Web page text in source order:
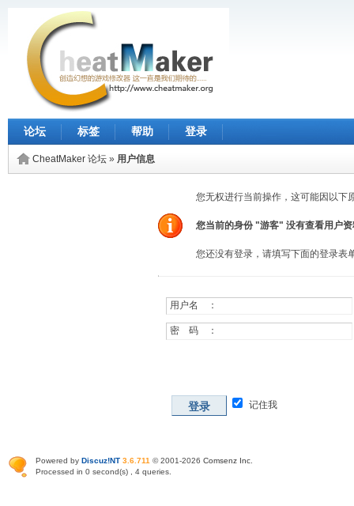
论坛 标签 帮助 登录
CheatMaker 论坛 » 用户信息
您无权进行当前操作，这可能因以下
您当前的身份 "游客" 没有查看用户
您还没有登录，请填写下面的登录表
用户名 ：
密 码 ：
登录 记住我
Powered by Discuz!NT 3.6.711 © 2001-2026 Comsenz Inc
Processed in 0 second(s) , 4 queries.